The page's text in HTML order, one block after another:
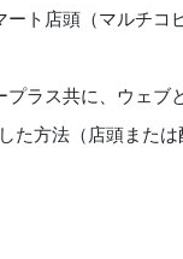
ト店頭（マルチコ
ラス共に、ウェブ
方法（店頭または